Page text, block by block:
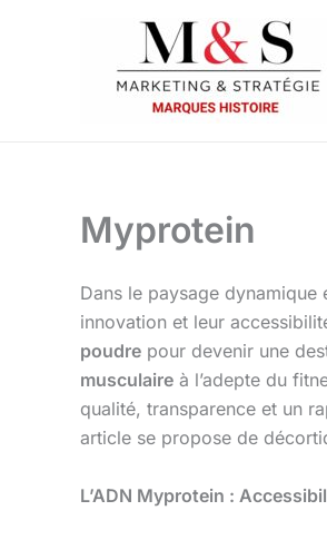
Myprotein
Dans le paysage
innovation et leur
poudre pour devenir une
musculaire à l’adepte du
qualité, transparence et un
article se propose de
L’ADN Myprotein :